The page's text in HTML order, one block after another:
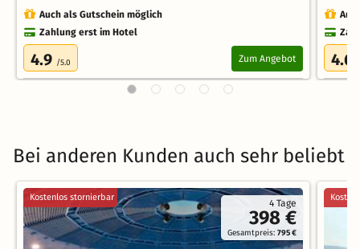
Auch als Gutschein möglich
Zahlung erst im Hotel
4.9 /5.0 Zum Angebot 4.6
Bei anderen Kunden auch sehr beliebt
4 Tage
398 €
Gesamtpreis:795 €
Kostenlos stornierbar